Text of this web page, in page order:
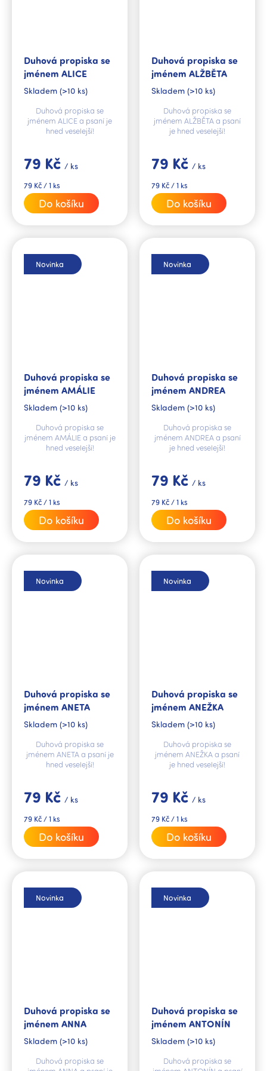
Duhová propiska se
jménem ALICE
Skladem (>10 ks)
79 Kč / ks
Měrná
cena:
79 Kč / 1 ks
Do košíku
Duhová propiska se
jménem ALICE a psaní je
hned veselejší!
Duhová propiska se
jménem ALŽBĚTA
Skladem (>10 ks)
79 Kč / ks
Měrná
cena:
79 Kč / 1 ks
Do košíku
Duhová propiska se
jménem ALŽBĚTA a psaní
je hned veselejší!
Novinka
Duhová propiska se
jménem AMÁLIE
Skladem (>10 ks)
79 Kč / ks
Měrná
cena:
79 Kč / 1 ks
Do košíku
Duhová propiska se
jménem AMÁLIE a psaní je
hned veselejší!
Novinka
Duhová propiska se
jménem ANDREA
Skladem (>10 ks)
79 Kč / ks
Měrná
cena:
79 Kč / 1 ks
Do košíku
Duhová propiska se
jménem ANDREA a psaní
je hned veselejší!
Novinka
Duhová propiska se
jménem ANETA
Skladem (>10 ks)
79 Kč / ks
Měrná
cena:
79 Kč / 1 ks
Do košíku
Duhová propiska se
jménem ANETA a psaní je
hned veselejší!
Novinka
Duhová propiska se
jménem ANEŽKA
Skladem (>10 ks)
79 Kč / ks
Měrná
cena:
79 Kč / 1 ks
Do košíku
Duhová propiska se
jménem ANEŽKA a psaní
je hned veselejší!
Novinka
Duhová propiska se
jménem ANNA
Skladem (>10 ks)
Duhová propiska se
Novinka
Duhová propiska se
jménem ANTONÍN
Skladem (>10 ks)
Duhová propiska se